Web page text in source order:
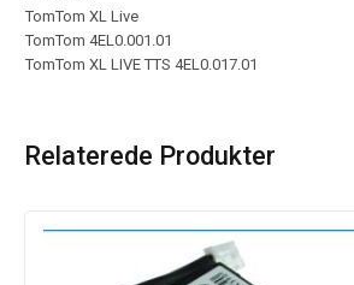
TomTom XL Live
TomTom 4EL0.001.01
TomTom XL LIVE TTS 4EL0.017.01
Relaterede Produkter